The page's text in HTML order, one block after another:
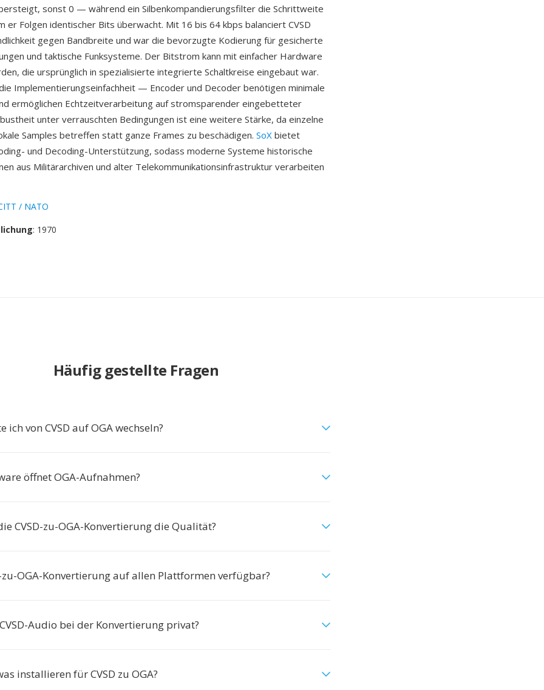
sonst 0 — während ein Silbenkompandierungsfilter die Schrittweite
er Folgen identischer Bits überwacht. Mit 16 bis 64 kbps balanciert CVSD
gegen Bandbreite und war die bevorzugte Kodierung für gesicherte
und taktische Funksysteme. Der Bitstrom kann mit einfacher Hardware
die ursprünglich in spezialisierte integrierte Schaltkreise eingebaut war.
Implementierungseinfachheit — Encoder und Decoder benötigen minimale
ermöglichen Echtzeitverarbeitung auf stromsparender eingebetteter
unter verrauschten Bedingungen ist eine weitere Stärke, da einzelne
Samples betreffen statt ganze Frames zu beschädigen. SoX bietet
und Decoding-Unterstützung, sodass moderne Systeme historische
aus Militärarchiven und alter Telekommunikationsinfrastruktur verarbeiten
/ NATO
: 1970
Häufig gestellte Fragen
ich von CVSD auf OGA wechseln?
öffnet OGA-Aufnahmen?
CVSD-zu-OGA-Konvertierung die Qualität?
zu-OGA-Konvertierung auf allen Plattformen verfügbar?
Audio bei der Konvertierung privat?
installieren für CVSD zu OGA?